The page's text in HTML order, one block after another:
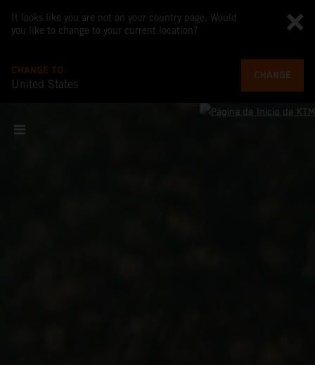
It looks like you are not on your country page. Would
you like to change to your current location?
CHANGE TO
United States
CHANGE